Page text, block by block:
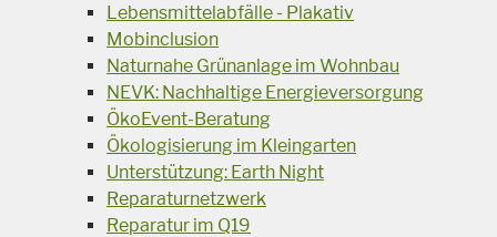
Lebensmittelabfälle - Plakativ
Mobinclusion
Naturnahe Grünanlage im Wohnbau
NEVK: Nachhaltige Energieversorgung
ÖkoEvent-Beratung
Ökologisierung im Kleingarten
Unterstützung: Earth Night
Reparaturnetzwerk
Reparatur im Q19